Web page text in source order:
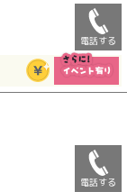
電話する
電話する